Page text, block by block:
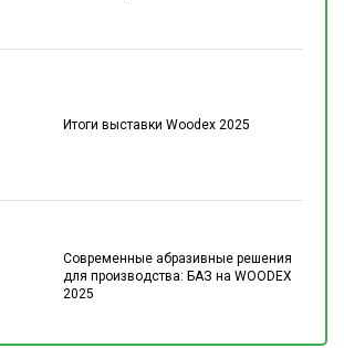
Итоги выставки Woodex 2025
Современные абразивные решения
для производства: БАЗ на WOODEX
2025